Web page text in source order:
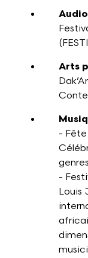
Arts
- Fête
-
Louis